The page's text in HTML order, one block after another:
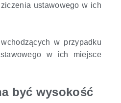
ustawowego w ich
w przypadku
w ich miejsce
być wysokość